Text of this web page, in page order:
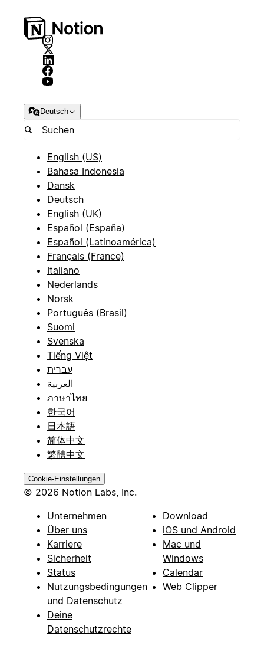
Deutsch
English (US)
Bahasa Indonesia
Dansk
Deutsch
English (UK)
Español (España)
Español (Latinoamérica)
Français (France)
Italiano
Nederlands
Norsk
Português (Brasil)
Suomi
Svenska
Tiếng Việt
עברית
العربية
ภาษาไทย
한국어
日本語
简体中文
繁體中文
Cookie-Einstellungen
© 2026 Notion Labs, Inc.
Unternehmen
Über uns
Karriere
Sicherheit
Status
Nutzungsbedingungen
und Datenschutz
Deine
Datenschutzrechte
Download
iOS und Android
Mac und
Windows
Calendar
Web Clipper